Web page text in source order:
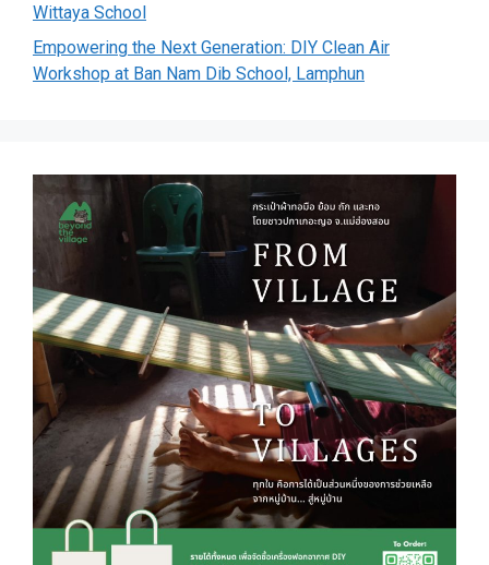
Wittaya School
Empowering the Next Generation: DIY Clean Air
Workshop at Ban Nam Dib School, Lamphun